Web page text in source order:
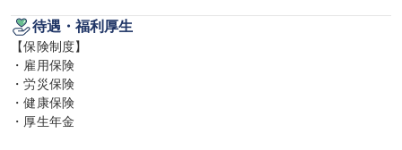
待遇・福利厚生
【保険制度】
・雇用保険
・労災保険
・健康保険
・厚生年金